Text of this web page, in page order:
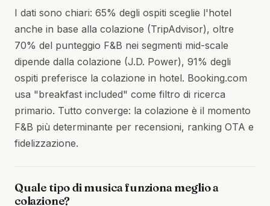
I dati sono chiari: 65% degli ospiti sceglie l'hotel
anche in base alla colazione (TripAdvisor), oltre
70% del punteggio F&B nei segmenti mid-scale
dipende dalla colazione (J.D. Power), 91% degli
ospiti preferisce la colazione in hotel. Booking.com
usa "breakfast included" come filtro di ricerca
primario. Tutto converge: la colazione è il momento
F&B più determinante per recensioni, ranking OTA e
fidelizzazione.
Quale tipo di musica funziona meglio a
colazione?